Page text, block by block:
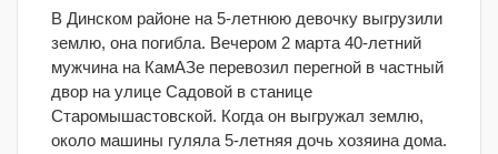
В Динском районе на 5-летнюю девочку выгрузили
землю, она погибла. Вечером 2 марта 40-летний
мужчина на КамАЗе перевозил перегной в частный
двор на улице Садовой в станице
Старомышастовской. Когда он выгружал землю,
около машины гуляла 5-летняя дочь хозяина дома.